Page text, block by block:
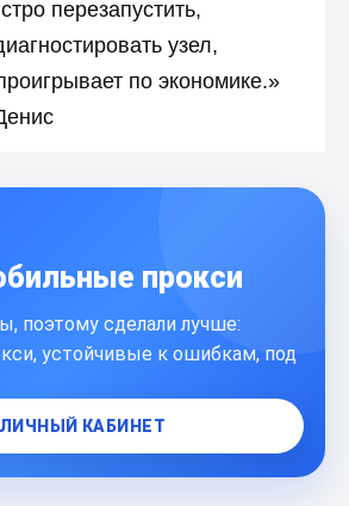
перезапустить,
узел,
по экономике.»
прокси
поэтому сделали лучше:
устойчивые к ошибкам, под
ЛИЧНЫЙ КАБИНЕТ